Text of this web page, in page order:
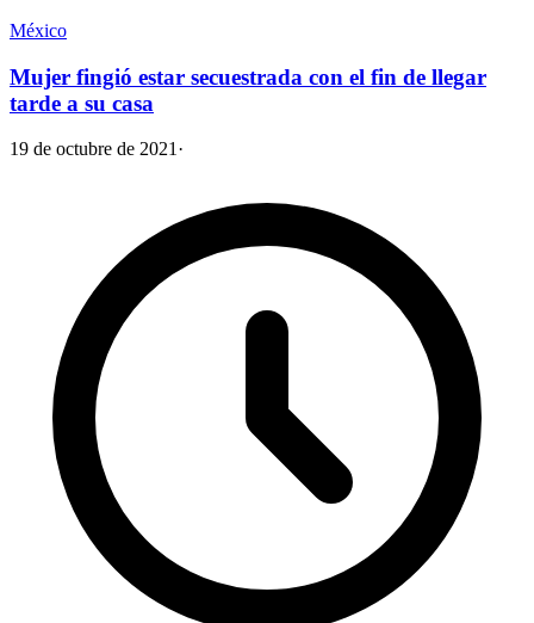
México
Mujer fingió estar secuestrada con el fin de llegar
tarde a su casa
19 de octubre de 2021 ·